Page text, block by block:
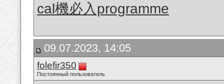
cal機必入programme
09.07.2023, 14:05
folefir350
Постоянный пользователь